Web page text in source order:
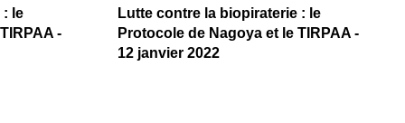
: le
-
Lutte contre la biopiraterie : le
Protocole de Nagoya et le TIRPAA -
12 janvier 2022